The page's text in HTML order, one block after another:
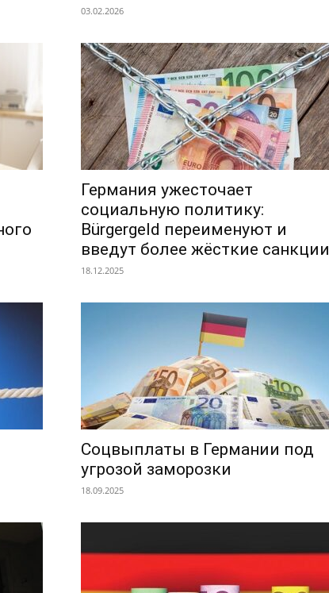
03.02.2026
Германия ужесточает
социальную политику:
Bürgergeld переименуют и
введут более жёсткие санкции
18.12.2025
Соцвыплаты в Германии под
угрозой заморозки
18.09.2025